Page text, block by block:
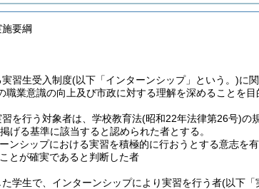
要綱
習生受入制度(以下「インターンシップ」という。)に
業意識の向上及び市政に対する理解を深めることを目
を行う対象者は、学校教育法(昭和22年法律第26号)の
げる基準に該当すると認められた者とする。
ンシップにおける実習を積極的に行おうとする意志を
とが確実であると判断した者
学生で、インターンシップにより実習を行う者(以下「